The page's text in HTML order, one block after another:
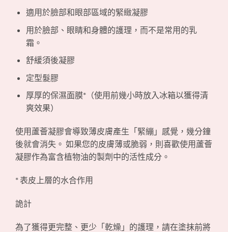
適用於臉部和眼部區域的緊緻凝膠
用於臉部、眼睛和身體的護理，而不是常用的乳
霜。
舒緩須後凝膠
定型髮膠
厚厚的保濕面膜*（使用前幾小時放入冰箱以獲得清
爽效果）
使用蘆薈凝膠會導致薄皮膚產生「緊繃」感覺，幾分鐘
後就會消失。 如果您的皮膚薄或脆弱，則喜歡使用蘆薈
凝膠作為富含植物油的製劑中的活性成分。
* 表皮上層的水合作用
詭計
為了獲得更完整、更少「乾燥」的護理，請在塗抹前將